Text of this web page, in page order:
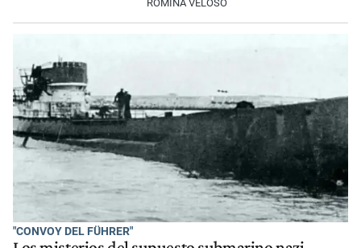
ROMINA VELOSO
"CONVOY DEL FÜHRER"